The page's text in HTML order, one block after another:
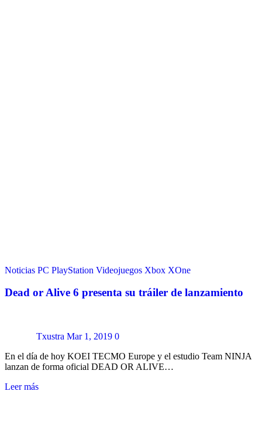
Noticias PC PlayStation Videojuegos Xbox XOne
Dead or Alive 6 presenta su tráiler de lanzamiento
Txustra Mar 1, 2019 0
En el día de hoy KOEI TECMO Europe y el estudio Team NINJA
lanzan de forma oficial DEAD OR ALIVE…
Leer más